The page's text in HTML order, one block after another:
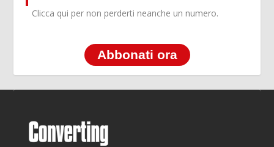
Clicca qui per non perderti neanche un numero.
Abbonati ora